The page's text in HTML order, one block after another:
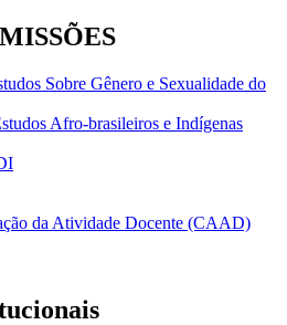
Sobre Gênero e Sexualidade do
Afro-brasileiros e Indígenas
da Atividade Docente (CAAD)